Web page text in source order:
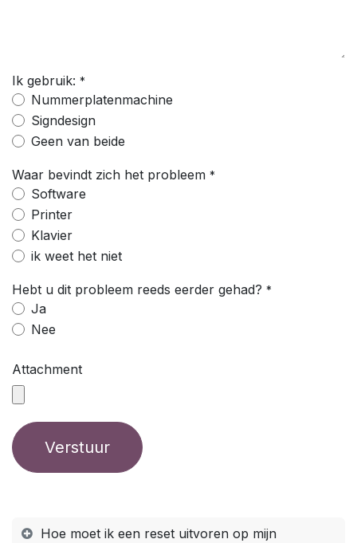
Ik gebruik: *
Nummerplatenmachine
Signdesign
Geen van beide
Waar bevindt zich het probleem *
Software
Printer
Klavier
ik weet het niet
Hebt u dit probleem reeds eerder gehad? *
Ja
Nee
Attachment
Verstuur
Hoe moet ik een reset uitvoren op mijn